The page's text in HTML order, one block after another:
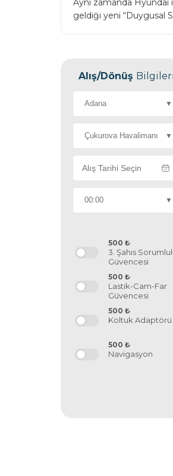
Aynı zamanda
geldiği yeni “Duygusal
Alış/Dönüş Bilgileri
500 ₺
3. Şahıs
Güvencesi
500 ₺
Lastik-Cam-Far
Güvencesi
500 ₺
Koltuk Adaptörü
500 ₺
Navigasyon